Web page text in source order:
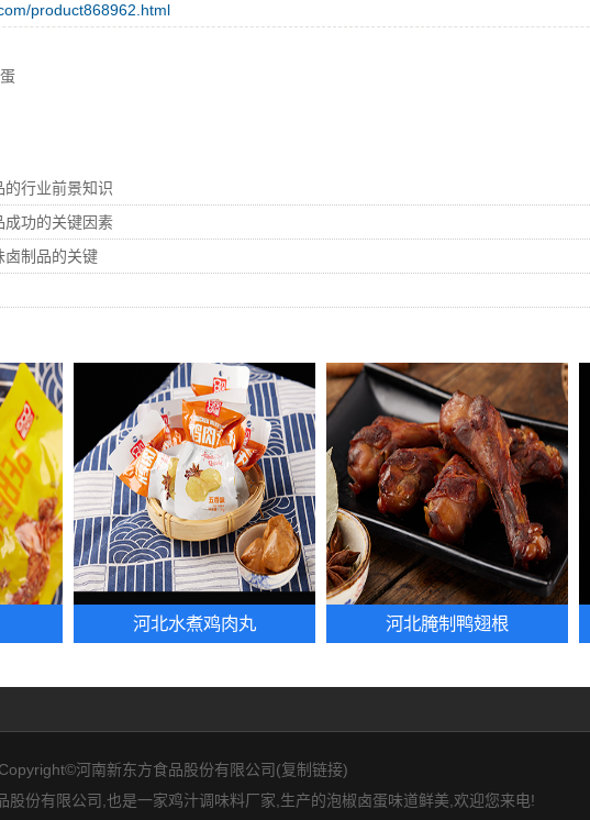
product868962.html
行业前景知识
成功的关键因素
卤制品的关键
河北水煮鸡肉丸 河北腌制鸭翅根
Copyright©河南新东方食品股份有限公司(复制链接)
股份有限公司,也是一家鸡汁调味料厂家,生产的泡椒卤蛋味道鲜美,欢迎您来电!